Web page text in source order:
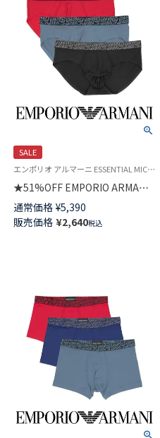
SALE
エンポリオ アルマーニ ESSENTIAL MICROFIBER Underwear 公式オンラインショップ 紳士 下着
★51%OFF EMPORIO ARMANI
エッセンシャル マイクロファイ
バー ブリーフ 前閉じ EUサイズ
メンズ 54097196
通常価格 ¥5,390
販売価格 ¥2,640税込